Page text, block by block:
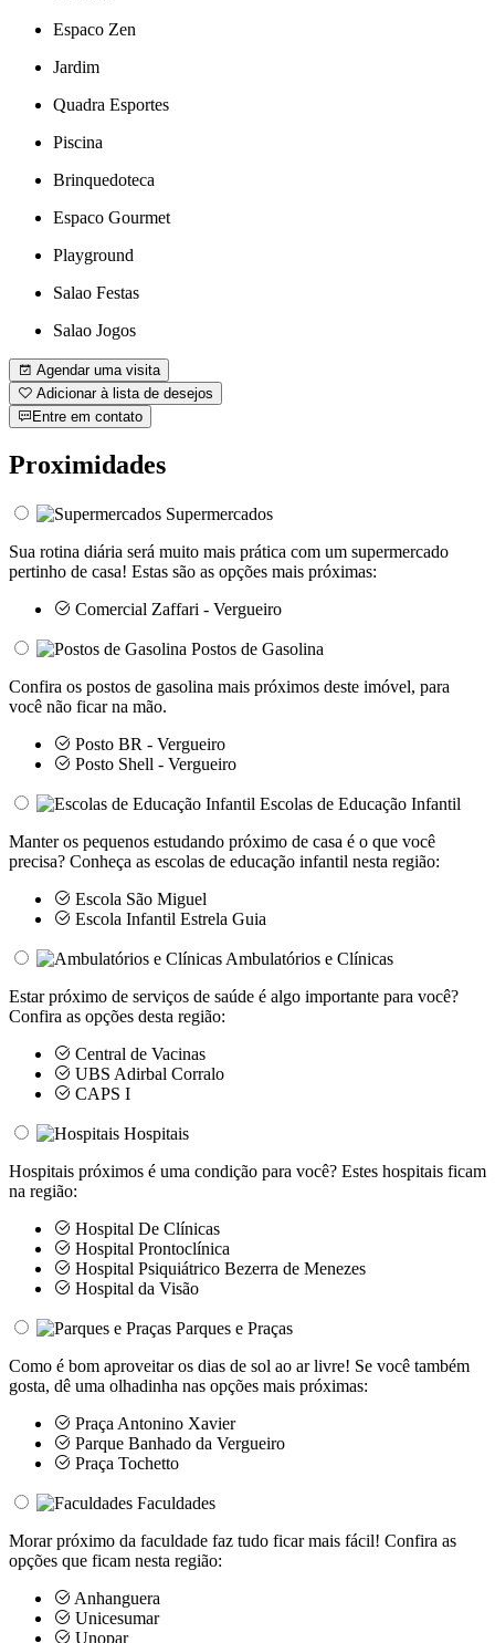
Espaco Zen
Jardim
Quadra Esportes
Piscina
Brinquedoteca
Espaco Gourmet
Playground
Salao Festas
Salao Jogos
Agendar uma visita
Adicionar à lista de desejos
Entre em contato
Proximidades
Supermercados
Sua rotina diária será muito mais prática com um supermercado
pertinho de casa! Estas são as opções mais próximas:
Comercial Zaffari - Vergueiro
Postos de Gasolina
Confira os postos de gasolina mais próximos deste imóvel, para
você não ficar na mão.
Posto BR - Vergueiro
Posto Shell - Vergueiro
Escolas de Educação Infantil
Manter os pequenos estudando próximo de casa é o que você
precisa? Conheça as escolas de educação infantil nesta região:
Escola São Miguel
Escola Infantil Estrela Guia
Ambulatórios e Clínicas
Estar próximo de serviços de saúde é algo importante para você?
Confira as opções desta região:
Central de Vacinas
UBS Adirbal Corralo
CAPS I
Hospitais
Hospitais próximos é uma condição para você? Estes hospitais ficam
na região:
Hospital De Clínicas
Hospital Prontoclínica
Hospital Psiquiátrico Bezerra de Menezes
Hospital da Visão
Parques e Praças
Como é bom aproveitar os dias de sol ao ar livre! Se você também
gosta, dê uma olhadinha nas opções mais próximas:
Praça Antonino Xavier
Parque Banhado da Vergueiro
Praça Tochetto
Faculdades
Morar próximo da faculdade faz tudo ficar mais fácil! Confira as
opções que ficam nesta região:
Anhanguera
Unicesumar
Unopar